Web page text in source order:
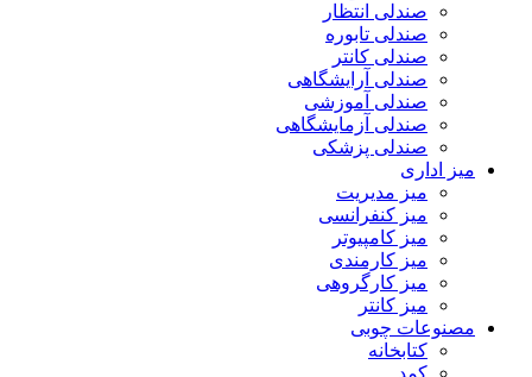
صندلی انتظار
صندلی تابوره
صندلی کانتر
صندلی آرایشگاهی
صندلی آموزشی
صندلی آزمایشگاهی
صندلی پزشکی
میز اداری
میز مدیریت
میز کنفرانسی
میز کامپیوتر
میز کارمندی
میز کارگروهی
میز کانتر
مصنوعات چوبی
کتابخانه
کمد